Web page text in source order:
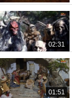
02:31
01:51